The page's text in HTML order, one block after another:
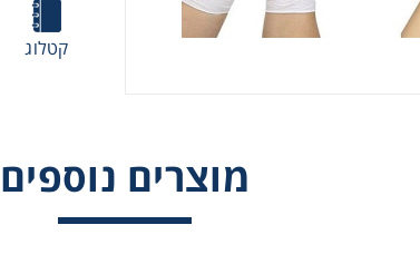
קטלוג
מוצרים נוספים